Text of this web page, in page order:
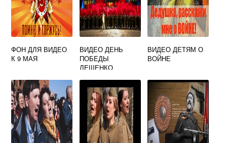
ФОН ДЛЯ ВИДЕО
К 9 МАЯ
ВИДЕО ДЕНЬ
ПОБЕДЫ
ЛЕЩЕНКО
ВИДЕО ДЕТЯМ О
ВОЙНЕ